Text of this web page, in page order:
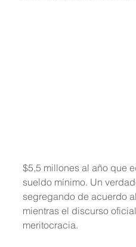
$5,5 millones al año que
sueldo mínimo. Un
segregando de acuerdo
mientras el discurso
meritocracia.